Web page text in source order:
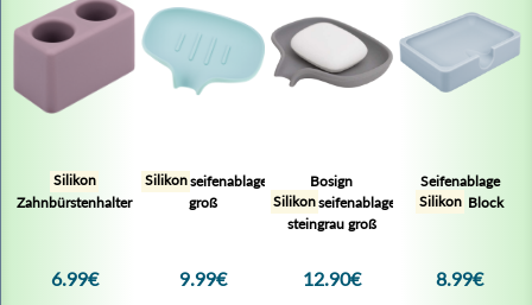
Silikon
Zahnbürstenhalter
6.99€
Silikonseifenablage
groß
9.99€
Bosign
Silikonseifenablage
steingrau groß
12.90€
Seifenablage
Silikon Block
8.99€
Seifenablage Silikon Block Rostrot
Zum Produkt